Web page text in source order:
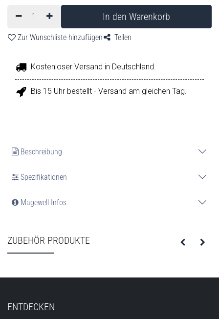
In den Warenkorb
Zur Wunschliste hinzufügen Teilen
Kostenloser Versand in Deutschland.
Bis 15 Uhr bestellt - Versand am gleichen Tag.
Beschreibung
Spezifikationen
Magewell Infos
ZUBEHÖR PRODUKTE
ENTDECKEN